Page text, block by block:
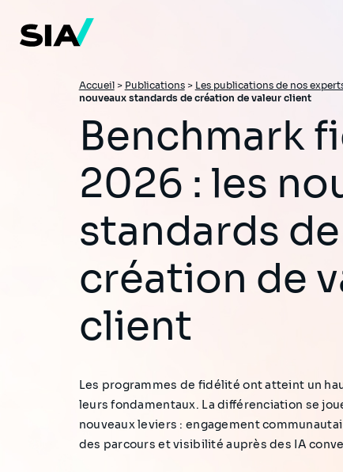
contenu
principal
Fil
Accueil> Publications> Les publications de nos
nouveaux standards de création de valeur client
Benchmark fidélité
2026 : les
standards de
création de
client
Les programmes de fidélité ont atteint un
leurs fondamentaux. La différenciation se
nouveaux leviers : engagement
des parcours et visibilité auprès des IA